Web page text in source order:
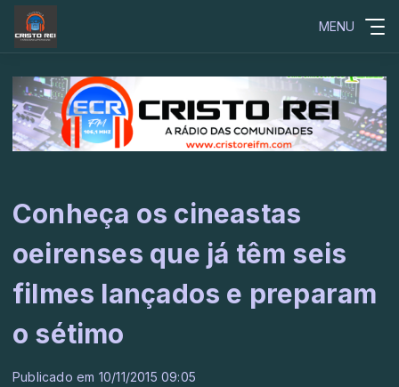
MENU
Conheça os cineastas
oeirenses que já têm seis
filmes lançados e preparam
o sétimo
Publicado em 10/11/2015 09:05